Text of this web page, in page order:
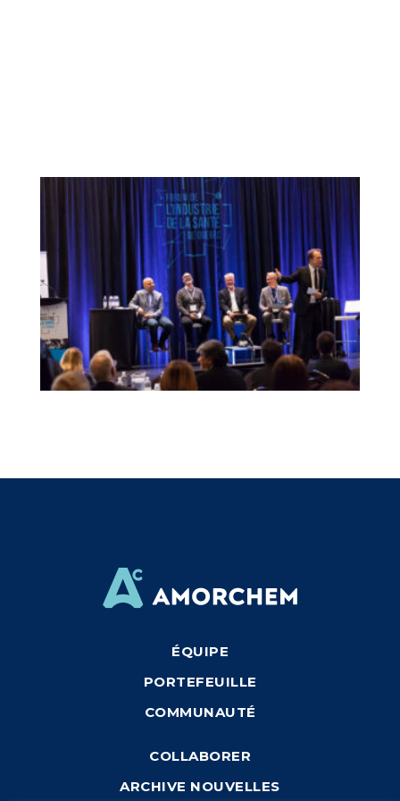
ÉQUIPE
PORTEFEUILLE
COMMUNAUTÉ
COLLABORER
ARCHIVE NOUVELLES